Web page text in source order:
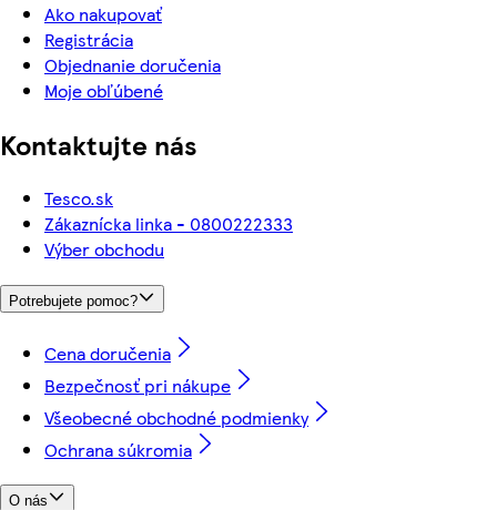
Ako nakupovať
Registrácia
Objednanie doručenia
Moje obľúbené
Kontaktujte nás
Tesco.sk
Zákaznícka linka - 0800222333
Výber obchodu
Potrebujete pomoc?
Cena doručenia
Bezpečnosť pri nákupe
Všeobecné obchodné podmienky
Ochrana súkromia
O nás